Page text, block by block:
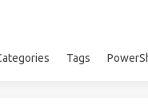
Tags